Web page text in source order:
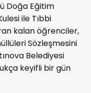
Doğa Eğitim
ile Tıbbi
kalan öğrenciler,
Sözleşmesini
Belediyesi
keyifli bir gün